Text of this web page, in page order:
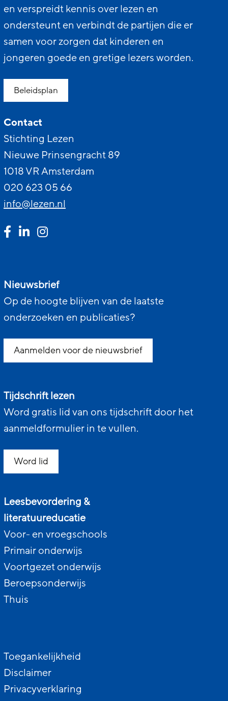
en verspreidt kennis over lezen en
ondersteunt en verbindt de partijen die er
samen voor zorgen dat kinderen en
jongeren goede en gretige lezers worden.
Beleidsplan
Contact
Stichting Lezen
Nieuwe Prinsengracht 89
1018 VR Amsterdam
020 623 05 66
info@lezen.nl
Nieuwsbrief
Op de hoogte blijven van de laatste
onderzoeken en publicaties?
Aanmelden voor de nieuwsbrief
Tijdschrift lezen
Word gratis lid van ons tijdschrift door het
aanmeldformulier in te vullen.
Word lid
Leesbevordering &
literatuureducatie
Voor- en vroegschools
Primair onderwijs
Voortgezet onderwijs
Beroepsonderwijs
Thuis
Toegankelijkheid
Disclaimer
Privacyverklaring